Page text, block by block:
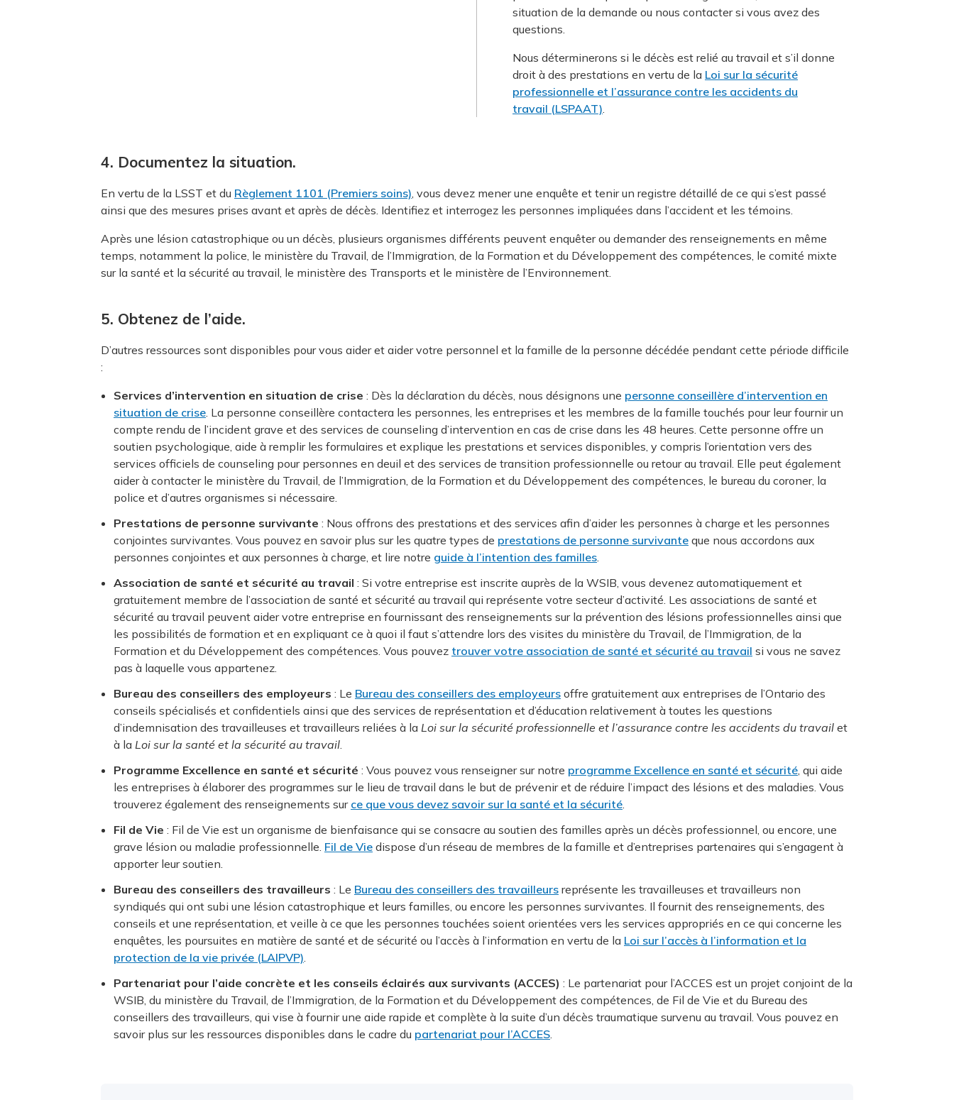
situation de la demande ou nous contacter si vous avez des
questions.
Nous déterminerons si le décès est relié au travail et s’il donne
droit à des prestations en vertu de la Loi sur la sécurité
professionnelle et l’assurance contre les accidents du
travail (LSPAAT)
4. Documentez la situation.
En vertu de la LSST et du Règlement 1101 (Premiers soins), vous devez mener une enquête et tenir un registre détaillé de ce qui s’est passé
ainsi que des mesures prises avant et après de décès. Identifiez et interrogez les personnes impliquées dans l’accident et les témoins.
Après une lésion catastrophique ou un décès, plusieurs organismes différents peuvent enquêter ou demander des renseignements en même
temps, notamment la police, le ministère du Travail, de l’Immigration, de la Formation et du Développement des compétences, le comité mixte
sur la santé et la sécurité au travail, le ministère des Transports et le ministère de l’Environnement.
5. Obtenez de l’aide.
D’autres ressources sont disponibles pour vous aider et aider votre personnel et la famille de la personne décédée pendant cette période difficile
:
Services d’intervention en situation de crise : Dès la déclaration du décès, nous désignons une personne conseillère d’intervention en
situation de crise. La personne conseillère contactera les personnes, les entreprises et les membres de la famille touchés pour leur fournir un
compte rendu de l’incident grave et des services de counseling d’intervention en cas de crise dans les 48 heures. Cette personne offre un
soutien psychologique, aide à remplir les formulaires et explique les prestations et services disponibles, y compris l’orientation vers des
services officiels de counseling pour personnes en deuil et des services de transition professionnelle ou retour au travail. Elle peut également
aider à contacter le ministère du Travail, de l’Immigration, de la Formation et du Développement des compétences, le bureau du coroner, la
police et d’autres organismes si nécessaire.
Prestations de personne survivante : Nous offrons des prestations et des services afin d’aider les personnes à charge et les personnes
conjointes survivantes. Vous pouvez en savoir plus sur les quatre types de prestations de personne survivante que nous accordons aux
personnes conjointes et aux personnes à charge, et lire notre guide à l’intention des familles.
Association de santé et sécurité au travail : Si votre entreprise est inscrite auprès de la WSIB, vous devenez automatiquement et
gratuitement membre de l’association de santé et sécurité au travail qui représente votre secteur d’activité. Les associations de santé et
sécurité au travail peuvent aider votre entreprise en fournissant des renseignements sur la prévention des lésions professionnelles ainsi que
les possibilités de formation et en expliquant ce à quoi il faut s’attendre lors des visites du ministère du Travail, de l’Immigration, de la
Formation et du Développement des compétences. Vous pouvez trouver votre association de santé et sécurité au travail si vous ne savez
pas à laquelle vous appartenez.
Bureau des conseillers des employeurs : Le Bureau des conseillers des employeurs offre gratuitement aux entreprises de l’Ontario des
conseils spécialisés et confidentiels ainsi que des services de représentation et d’éducation relativement à toutes les questions
d’indemnisation des travailleuses et travailleurs reliées à la Loi sur la sécurité professionnelle et l’assurance contre les accidents du travail et
à la Loi sur la santé et la sécurité au travail.
Programme Excellence en santé et sécurité : Vous pouvez vous renseigner sur notre programme Excellence en santé et sécurité, qui aide
les entreprises à élaborer des programmes sur le lieu de travail dans le but de prévenir et de réduire l’impact des lésions et des maladies. Vous
trouverez également des renseignements sur ce que vous devez savoir sur la santé et la sécurité.
Fil de Vie : Fil de Vie est un organisme de bienfaisance qui se consacre au soutien des familles après un décès professionnel, ou encore, une
grave lésion ou maladie professionnelle. Fil de Vie dispose d’un réseau de membres de la famille et d’entreprises partenaires qui s’engagent à
apporter leur soutien.
Bureau des conseillers des travailleurs : Le Bureau des conseillers des travailleurs représente les travailleuses et travailleurs non
syndiqués qui ont subi une lésion catastrophique et leurs familles, ou encore les personnes survivantes. Il fournit des renseignements, des
conseils et une représentation, et veille à ce que les personnes touchées soient orientées vers les services appropriés en ce qui concerne les
enquêtes, les poursuites en matière de santé et de sécurité ou l’accès à l’information en vertu de la Loi sur l’accès à l’information et la
protection de la vie privée (LAIPVP).
Partenariat pour l’aide concrète et les conseils éclairés aux survivants (ACCES) : Le partenariat pour l’ACCES est un projet conjoint de la
WSIB, du ministère du Travail, de l’Immigration, de la Formation et du Développement des compétences, de Fil de Vie et du Bureau des
conseillers des travailleurs, qui vise à fournir une aide rapide et complète à la suite d’un décès traumatique survenu au travail. Vous pouvez en
savoir plus sur les ressources disponibles dans le cadre du partenariat pour l’ACCES.